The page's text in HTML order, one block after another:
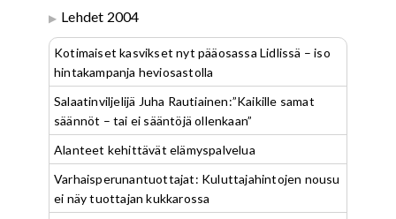
Lehdet 2004
Kotimaiset kasvikset nyt pääosassa Lidlissä – iso
hintakampanja heviosastolla
Salaatinviljelijä Juha Rautiainen:”Kaikille samat
säännöt – tai ei sääntöjä ollenkaan”
Alanteet kehittävät elämyspalvelua
Varhaisperunantuottajat: Kuluttajahintojen nousu
ei näy tuottajan kukkarossa